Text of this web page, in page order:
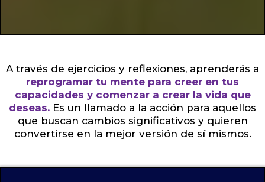
A través de ejercicios y reflexiones, aprenderás a
reprogramar tu mente para creer en tus
capacidades y comenzar a crear la vida que
deseas. Es un llamado a la acción para aquellos
que buscan cambios significativos y quieren
convertirse en la mejor versión de sí mismos.